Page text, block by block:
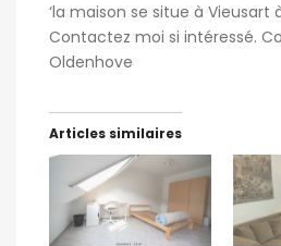
‘la maison se situe à Vieusart
Contactez moi si intéressé.
Oldenhove
Articles similaires